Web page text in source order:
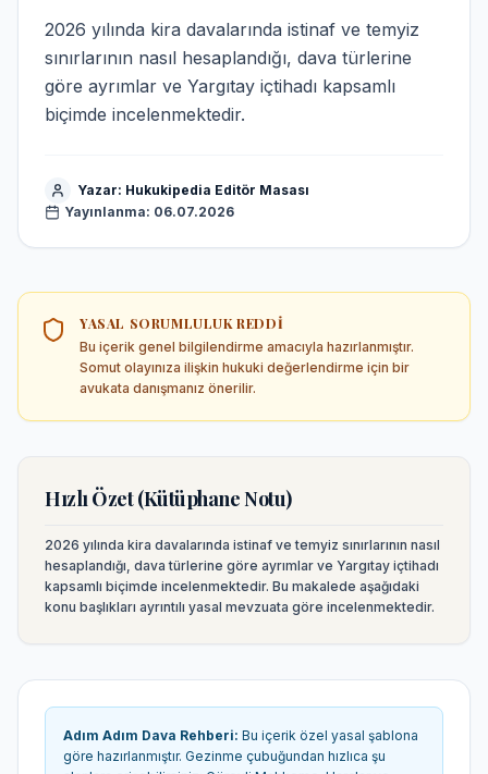
2026 yılında kira davalarında istinaf ve temyiz
sınırlarının nasıl hesaplandığı, dava türlerine
göre ayrımlar ve Yargıtay içtihadı kapsamlı
biçimde incelenmektedir.
Yazar: Hukukipedia Editör Masası
Yayınlanma: 06.07.2026
YASAL SORUMLULUK REDDI
Bu içerik genel bilgilendirme amacıyla hazırlanmıştır.
Somut olayınıza ilişkin hukuki değerlendirme için bir
avukata danışmanız önerilir.
Hızlı Özet (Kütüphane Notu)
2026 yılında kira davalarında istinaf ve temyiz sınırlarının nasıl
hesaplandığı, dava türlerine göre ayrımlar ve Yargıtay içtihadı
kapsamlı biçimde incelenmektedir. Bu makalede aşağıdaki
konu başlıkları ayrıntılı yasal mevzuata göre incelenmektedir.
Adım Adım Dava Rehberi: Bu içerik özel yasal şablona
göre hazırlanmıştır. Gezinme çubuğundan hızlıca şu